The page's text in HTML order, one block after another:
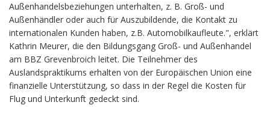
Außenhandelsbeziehungen unterhalten, z. B. Groß- und
Außenhändler oder auch für Auszubildende, die Kontakt zu
internationalen Kunden haben, z.B. Automobilkaufleute.", erklärt
Kathrin Meurer, die den Bildungsgang Groß- und Außenhandel
am BBZ Grevenbroich leitet. Die Teilnehmer des
Auslandspraktikums erhalten von der Europäischen Union eine
finanzielle Unterstützung, so dass in der Regel die Kosten für
Flug und Unterkunft gedeckt sind.